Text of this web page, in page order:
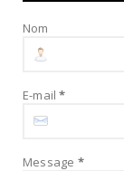
Nom
E-mail*
Message *